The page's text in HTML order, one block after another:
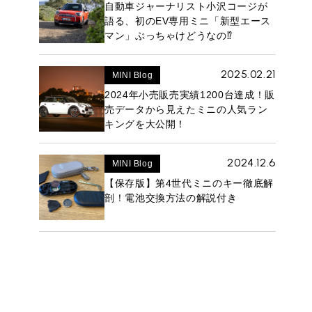
自動車ジャーナリスト小沢コージが
語る、初のEV専用ミニ「新型エース
マン」ぶっちゃけどうなの⁉︎
MINI Blog 2025.02.21
2024年小売販売実績1200台達成！販
売データから見えたミニの人気ラン
キングを大公開！
MINI Blog 2024.12.6
【保存版】第4世代ミニのキー徹底解
剖！電池交換方法の解説付き